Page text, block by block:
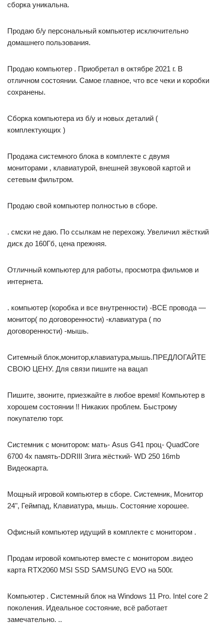
сборка уникальна.
Продаю б/у персональный компьютер исключительно
домашнего пользования.
Продаю компьютер . Приобретал в октябре 2021 г. В
отличном состоянии. Самое главное, что все чеки и коробки
сохранены.
Сборка компьютера из б/у и новых деталий (
комплектующих )
Продажа системного блока в комплекте с двумя
мониторами , клавиатурой, внешней звуковой картой и
сетевым фильтром.
Продаю свой компьютер полностью в сборе.
. смски не даю. По ссылкам не перехожу. Увеличил жёсткий
диск до 160Гб, цена прежняя.
Отличный компьютер для работы, просмотра фильмов и
интернета.
. компьютер (коробка и все внутренности) -ВСЕ провода —
монитор( по договоренности) -клавиатура ( по
договоренности) -мышь.
Ситемный блок,монитор,клавиатура,мышь.ПРЕДЛОГАЙТЕ
СВОЮ ЦЕНУ. Для связи пишите на вацап
Пишите, звоните, приезжайте в любое время! Компьютер в
хорошем состоянии !! Никаких проблем. Быстрому
покупателю торг.
Системник с монитором: мать- Asus G41 проц- QuadCore
6700 4x память-DDRIII 3гига жёсткий- WD 250 16mb
Видеокарта.
Мощный игровой компьютер в сборе. Системник, Монитор
24", Геймпад, Клавиатура, мышь. Состояние хорошее.
Офисный компьютер идущий в комплекте с монитором .
Продам игровой компьютер вместе с монитором .видео
карта RTX2060 MSI SSD SAMSUNG EVO на 500г.
Компьютер . Системный блок на Windows 11 Pro. Intel core 2
поколения. Идеальное состояние, всё работает
замечательно. ..